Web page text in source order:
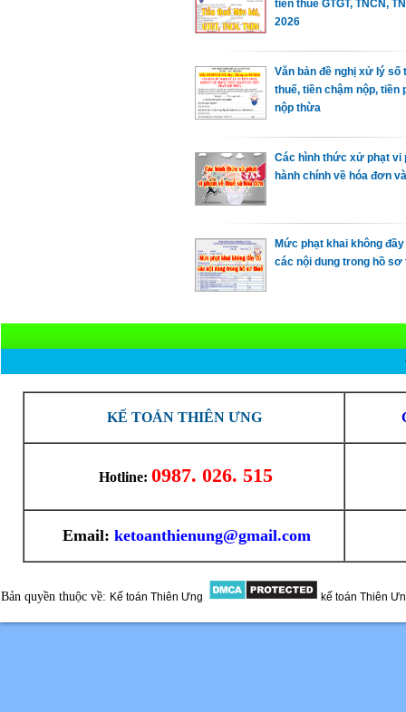
tiền thuế GTGT, TNCN,
2026
Văn bản đề nghị xử lý số
thuế, tiền chậm nộp, tiền
nộp thừa
Các hình thức xử phạt vi
hành chính về hóa đơn
Mức phạt khai không đầy
các nội dung trong hồ sơ
KẾ TOÁN THIÊN ƯNG
Hotline: 0987. 026. 515
Email: ketoanthienung@gmail.com
Bản quyền thuộc về: Kế toán Thiên Ưng kế toán Thiên